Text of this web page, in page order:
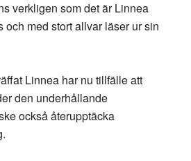
verkligen som det är Linnea
och med stort allvar läser ur sin
Linnea har nu tillfälle att
den underhållande
också återupptäcka